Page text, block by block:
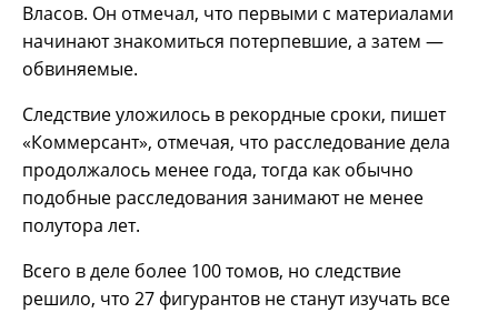
Власов. Он отмечал, что первыми с материалами
начинают знакомиться потерпевшие, а затем —
обвиняемые.
Следствие уложилось в рекордные сроки, пишет
«Коммерсант», отмечая, что расследование дела
продолжалось менее года, тогда как обычно
подобные расследования занимают не менее
полутора лет.
Всего в деле более 100 томов, но следствие
решило, что 27 фигурантов не станут изучать все